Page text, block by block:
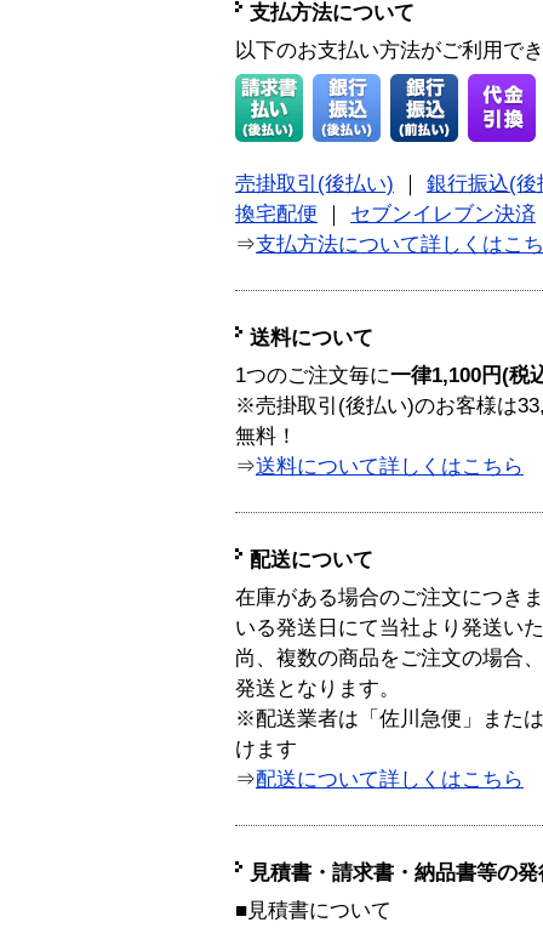
支払方法について
以下のお支払い方法がご利用で
売掛取引(後払い)
銀行振込(後
換宅配便
セブンイレブン決済
⇒支払方法について詳しくはこ
送料について
1つのご注文毎に一律1,100円(税
※売掛取引(後払い)のお客様は
無料！
⇒送料について詳しくはこちら
配送について
在庫がある場合のご注文につき
いる発送日にて当社より発送い
尚、複数の商品をご注文の場合
発送となります。
※配送業者は「佐川急便」また
けます
⇒配送について詳しくはこちら
見積書・請求書・納品書等の
■見積書について